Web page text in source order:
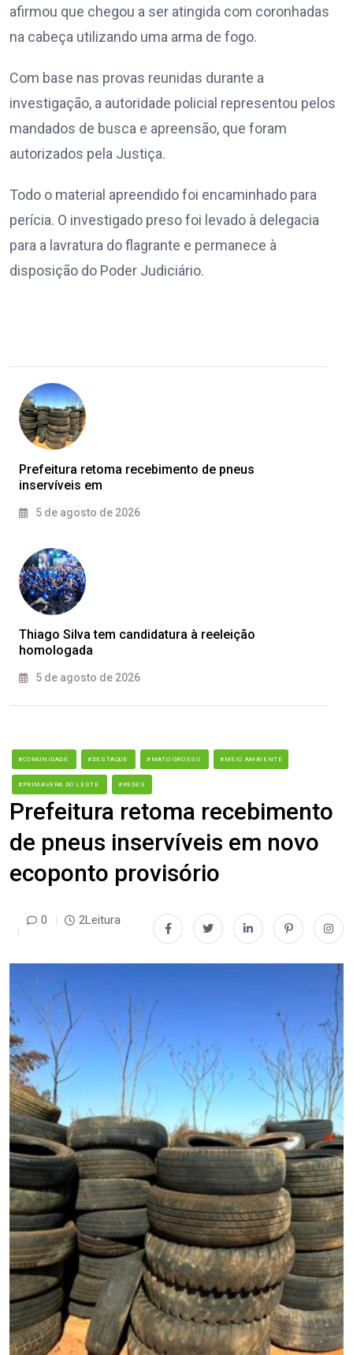
afirmou que chegou a ser atingida com coronhadas
na cabeça utilizando uma arma de fogo.
Com base nas provas reunidas durante a
investigação, a autoridade policial representou pelos
mandados de busca e apreensão, que foram
autorizados pela Justiça.
Todo o material apreendido foi encaminhado para
perícia. O investigado preso foi levado à delegacia
para a lavratura do flagrante e permanece à
disposição do Poder Judiciário.
Prefeitura retoma recebimento de pneus
inservíveis em
5 de agosto de 2026
Thiago Silva tem candidatura à reeleição
homologada
5 de agosto de 2026
#COMUNIDADE #DESTAQUE #MATO GROSSO #MEIO AMBIENTE
#PRIMAVERA DO LESTE #REDES
Prefeitura retoma recebimento
de pneus inservíveis em novo
ecoponto provisório
0 2Leitura